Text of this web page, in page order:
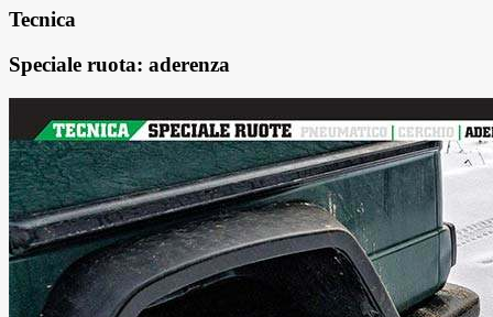
Tecnica
Speciale ruota: aderenza